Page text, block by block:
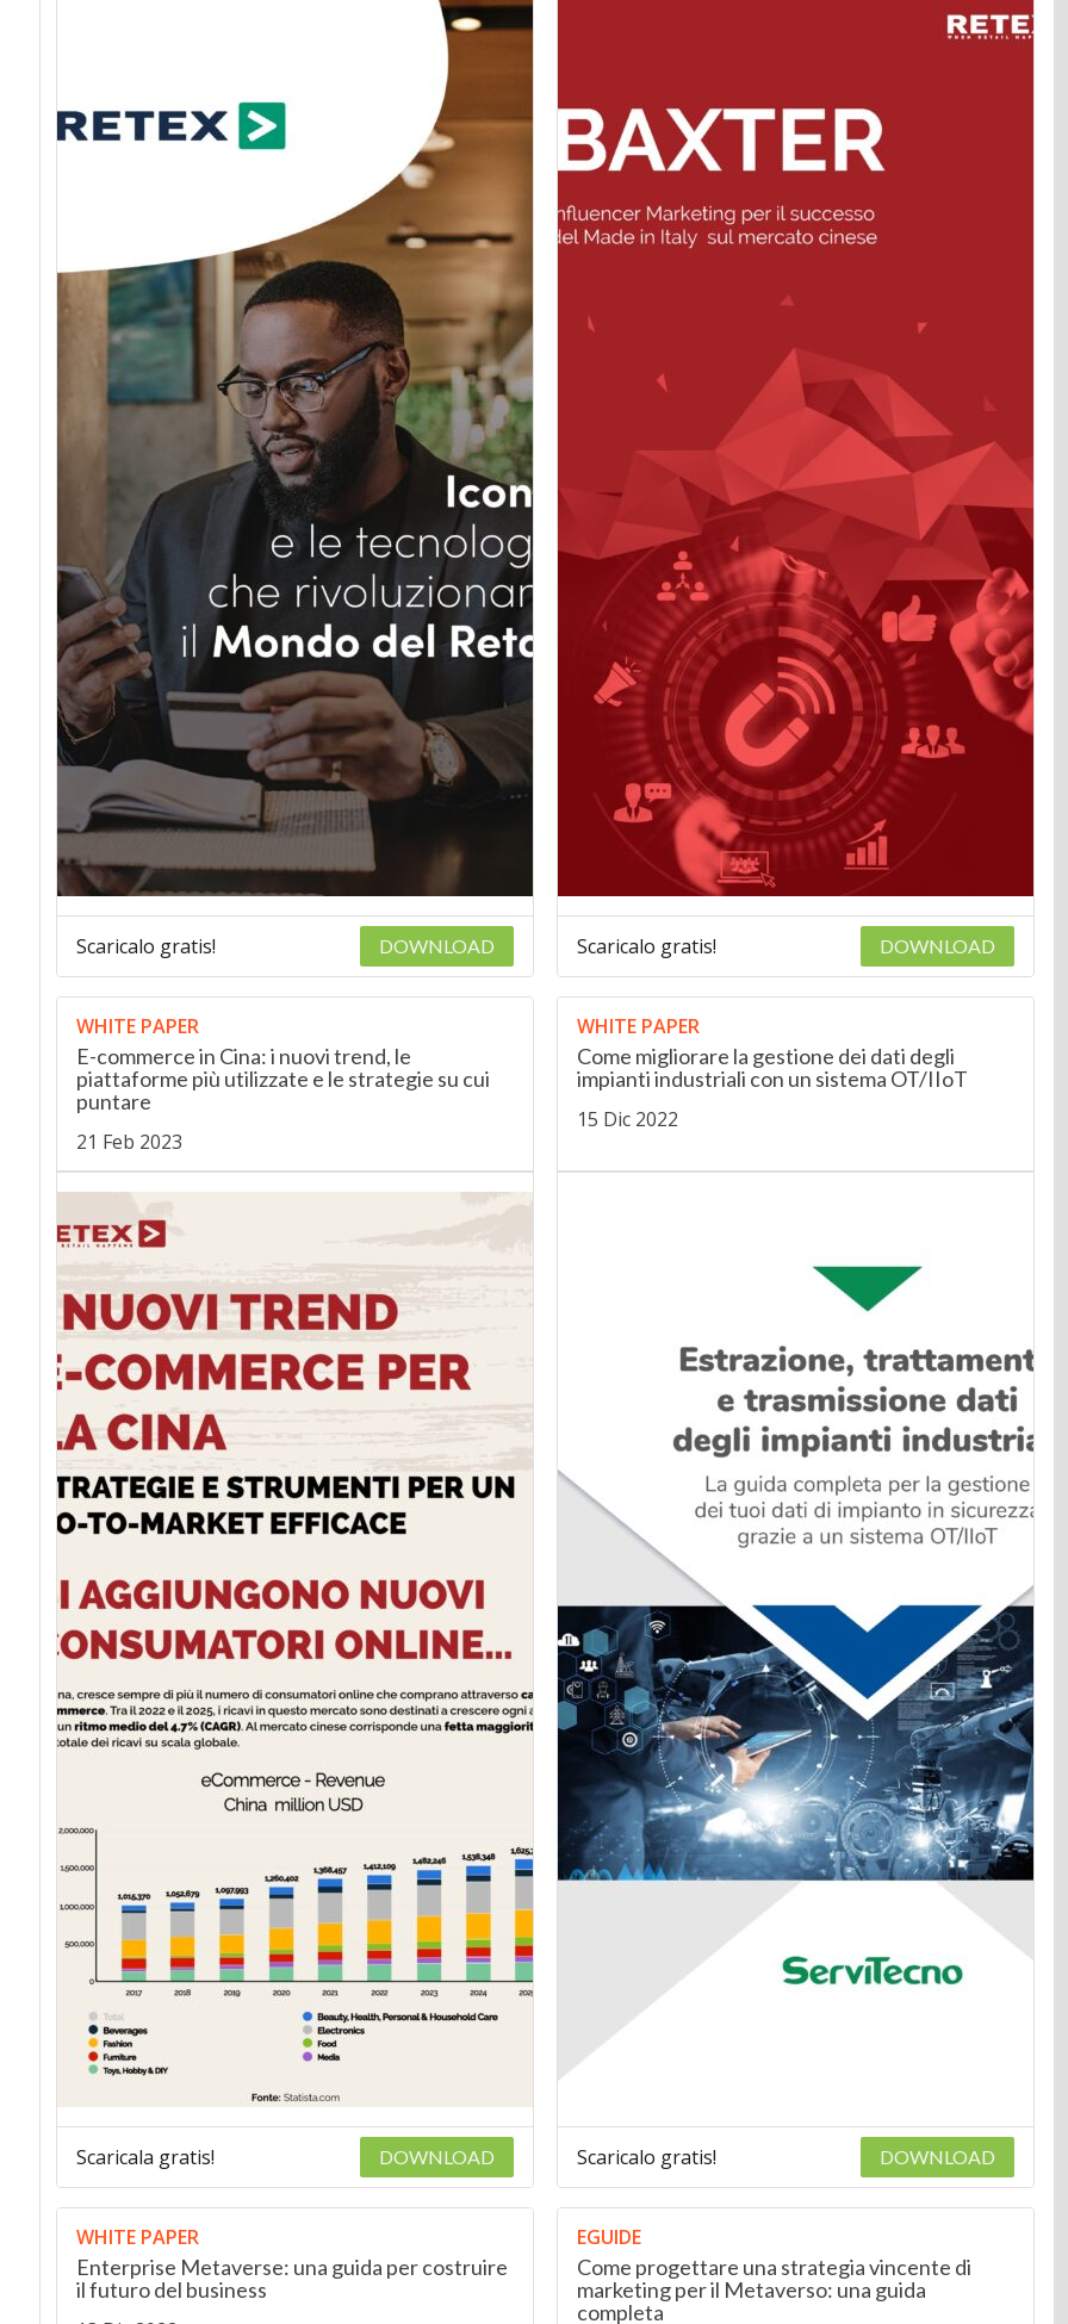
Scaricalo gratis! DOWNLOAD Scaricalo gratis! DOWNLOAD
WHITE PAPER
E-commerce in Cina: i nuovi trend, le
piattaforme più utilizzate e le strategie su cui
puntare
21 Feb 2023
Scaricala gratis! DOWNLOAD
WHITE PAPER
Come migliorare la gestione dei dati degli
impianti industriali con un sistema OT/IIoT
15 Dic 2022
Scaricalo gratis! DOWNLOAD
WHITE PAPER
Enterprise Metaverse: una guida per costruire
il futuro del business
EGUIDE
Come progettare una strategia vincente di
marketing per il Metaverso: una guida
completa